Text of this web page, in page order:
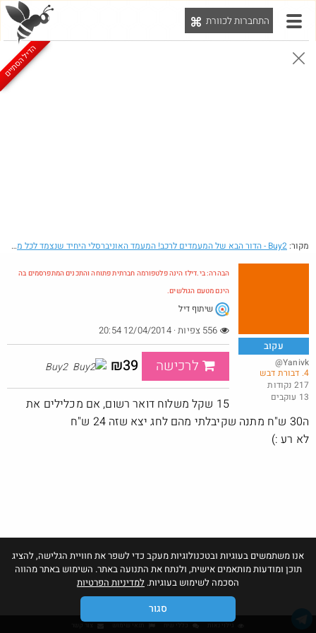
התחברות לכוורת
הבהרה: בי.דילז הינה פלטפורמה חברתית פתוחה והתכנים המתפרסמים בה הינם מטעם הגולשים.
מנוי קפה לחודש בילוו ב 5 ש"ח (!) - לאומי בונוס
₪5.0
@YuvalS04
1
0· 56
אנו משתמשים בעוגיות ובטכנולוגיות מעקב כדי לשפר את חוויית הגלישה, להציג
תוכן ומודעות מותאמים אישית, ולנתח את התנועה באתר. השימוש באתר מהווה
הסכמה לשימוש בעוגיות. למדיניות הפרטיות
סגור
הדיל הסתיים
מקור: Buy2 - הדור הבא של המעמדים לרכב! המעמד האוניברסלי היחיד שנצמד לכל משטח ומתאים לכל סמארטפון/GPS
עקוב
@Yanivk
4. דבורת דבש
217 נקודות
13 עוקבים
הבהרה: בי.דילז הינה פלטפורמה חברתית פתוחה והתכנים המתפרסמים בה
הינם מטעם הגולשים.
שיתוף דיל
לרכישה ₪39
Buy2
15 שקל משלוח דואר רשום, אם מכלילים את
ה30 ש"ח מתנה שקיבלתי מהם לחג יצא שזה 24 ש"ח
לא רע :)